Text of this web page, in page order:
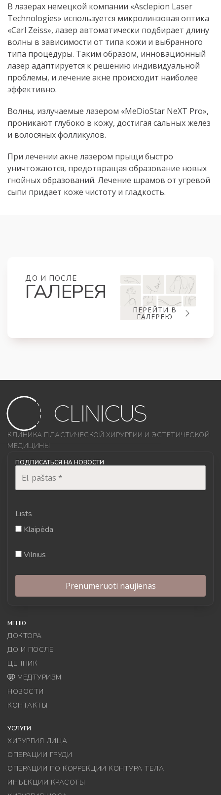
В лазерах немецкой компании «Asclepion Laser
Technologies» используется микролинзовая оптика
«Carl Zeiss», лазер автоматически подбирает длину
волны в зависимости от типа кожи и выбранного
типа процедуры. Таким образом, инновационный
лазер адаптируется к решению индивидуальной
проблемы, и лечение акне происходит наиболее
эффективно.
Волны, излучаемые лазером «MeDioStar NeXT Pro»,
проникают глубоко в кожу, достигая сальных желез
и волосяных фолликулов.
При лечении акне лазером прыщи быстро
уничтожаются, предотвращая образование новых
гнойных образований. Лечение шрамов от угревой
сыпи придает коже чистоту и гладкость.
ДО И ПОСЛЕ
ГАЛЕРЕЯ
ПЕРЕЙТИ В
ГАЛЕРЕЮ
КЛИНИКА ПЛАСТИЧЕСКОЙ ХИРУРГИИ И ЭСТЕТИЧЕСКОЙ
МЕДИЦИНЫ
ПОДПИСАТЬСЯ НА НОВОСТИ
Lists
Klaipėda
Vilnius
МЕНЮ
ДОКТОРА
ДО И ПОСЛЕ
ЦЕННИК
МЕДТУРИЗМ
НОВОСТИ
КОНТАКТЫ
УСЛУГИ
ХИРУРГИЯ ЛИЦА
ОПЕРАЦИИ ГРУДИ
ОПЕРАЦИИ ПО КОРРЕКЦИИ КОНТУРА ТЕЛА
ИНЪЕКЦИИ КРАСОТЫ